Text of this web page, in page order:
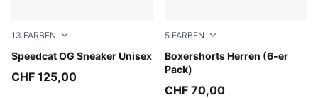
13 FARBEN
Speedcat OG Sneaker Unisex
Emerald Ice-PUMA Black
CHF 125,00
5 FARBEN
Boxershorts Herren (6-er
Pack)
black / various logo colors
CHF 70,00